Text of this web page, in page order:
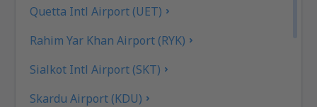
Quetta Intl Airport (UET)
Rahim Yar Khan Airport (RYK)
Sialkot Intl Airport (SKT)
Skardu Airport (KDU)